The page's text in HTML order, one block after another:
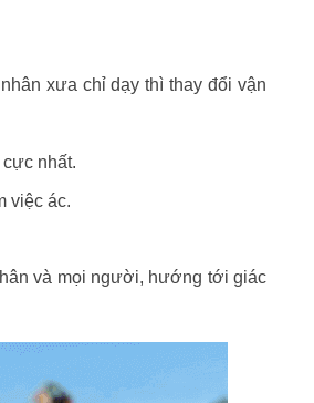
xưa chỉ dạy thì thay đổi vận
nhất.
việc ác.
và mọi người, hướng tới giác